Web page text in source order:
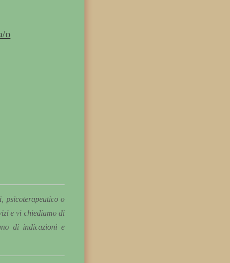
o
psicoterapeutico o
e vi chiediamo di
di indicazioni e